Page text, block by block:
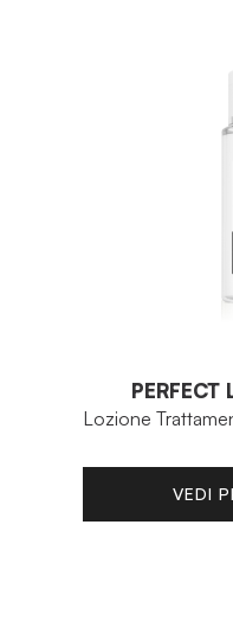
PERFECT
Lozione
VEDI